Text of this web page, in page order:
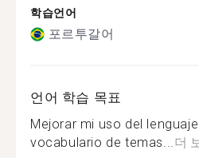
학습언어
포르투갈어
언어 학습 목표
Mejorar mi uso del
vocabulario de temas...더